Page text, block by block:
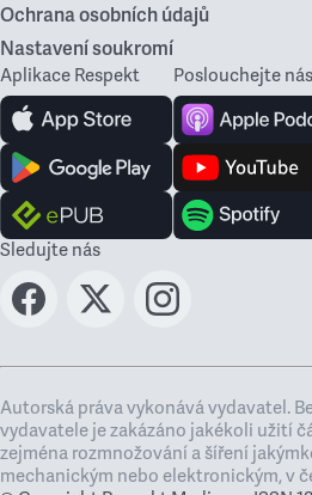
Ochrana osobních údajů
Nastavení soukromí
Aplikace Respekt Poslouchejte nás
Sledujte nás
Autorská práva vykonává vydavatel.
vydavatele je zakázáno jakékoli užití
zejména rozmnožování a šíření
mechanickým nebo elektronickým, v